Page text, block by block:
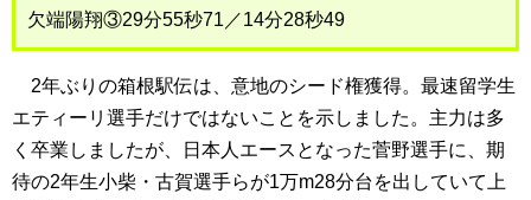
欠端陽翔③29分55秒71／14分28秒49
2年ぶりの箱根駅伝は、意地のシード権獲得。最速留学生
エティーリ選手だけではないことを示しました。主力は多
く卒業しましたが、日本人エースとなった菅野選手に、期
待の2年生小柴・古賀選手らが1万m28分台を出していて上